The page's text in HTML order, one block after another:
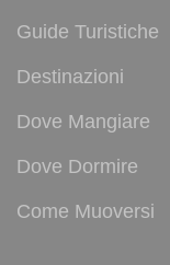
Guide Turistiche
Destinazioni
Dove Mangiare
Dove Dormire
Come Muoversi